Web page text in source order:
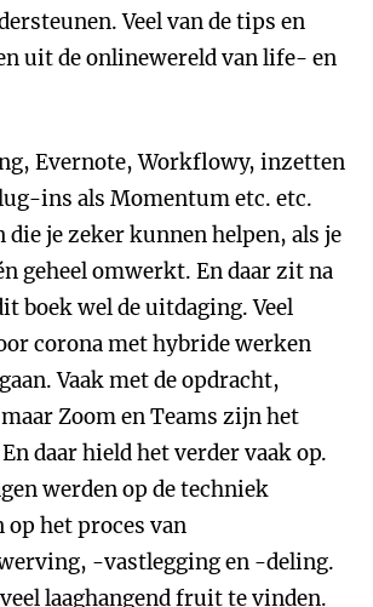
Veel van de tips en
uit de onlinewereld van life- en
Evernote, Workflowy, inzetten
ins als Momentum etc. etc.
die je zeker kunnen helpen, als je
geheel omwerkt. En daar zit na
boek wel de uitdaging. Veel
corona met hybride werken
Vaak met de opdracht,
Zoom en Teams zijn het
daar hield het verder vaak op.
werden op de techniek
op het proces van
-vastlegging en -deling.
laaghangend fruit te vinden.